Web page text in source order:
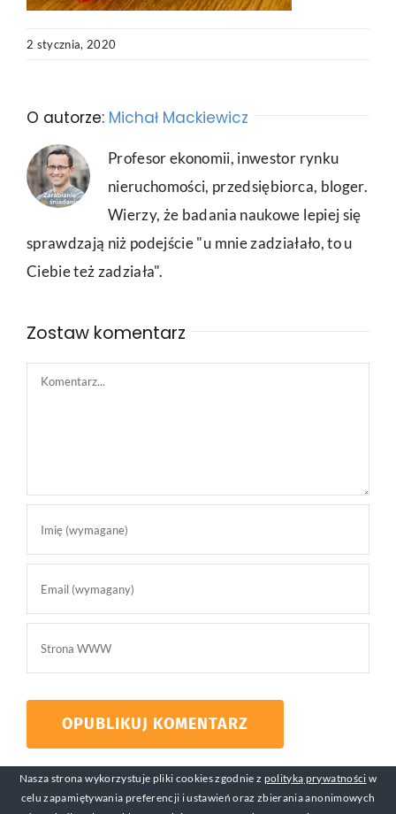
2 stycznia, 2020
O autorze: Michał Mackiewicz
Profesor ekonomii, inwestor rynku
nieruchomości, przedsiębiorca, bloger.
Wierzy, że badania naukowe lepiej się
sprawdzają niż podejście "u mnie zadziałało, to u
Ciebie też zadziała".
Zostaw komentarz
Comment
Nasza strona wykorzystuje pliki cookies zgodnie z polityką prywatności w
celu zapamiętywania preferencji i ustawień oraz zbierania anonimowych